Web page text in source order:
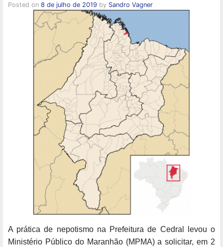
Posted on 8 de julho de 2019 by Sandro Vagner
A prática de nepotismo na Prefeitura de Cedral levou o
Ministério Público do Maranhão (MPMA) a solicitar, em 2